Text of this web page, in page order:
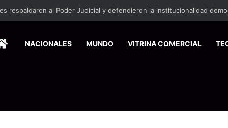
HOMENACIONALES MUNDO VITRINA COMERCIAL